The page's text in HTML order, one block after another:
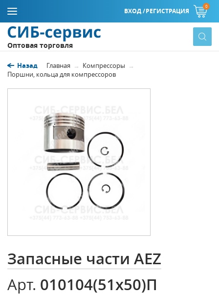
ВХОД /РЕГИСТРАЦИЯ
0
Оптовая торговля
Назад Главная
Компрессоры
Поршни, кольца для компрессоров
Запасные части AEZ
Арт. 010104(51х50)П